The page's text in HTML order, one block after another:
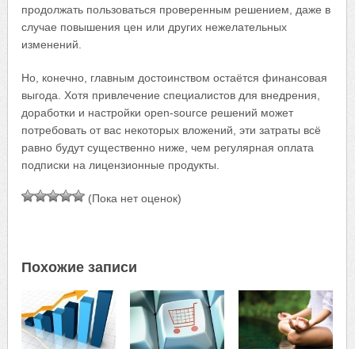
продолжать пользоваться проверенным решением, даже в
случае повышения цен или других нежелательных
изменений.
Но, конечно, главным достоинством остаётся финансовая
выгода. Хотя привлечение специалистов для внедрения,
доработки и настройки open-source решений может
потребовать от вас некоторых вложений, эти затраты всё
равно будут существенно ниже, чем регулярная оплата
подписки на лицензионные продукты.
(Пока нет оценок)
Похожие записи